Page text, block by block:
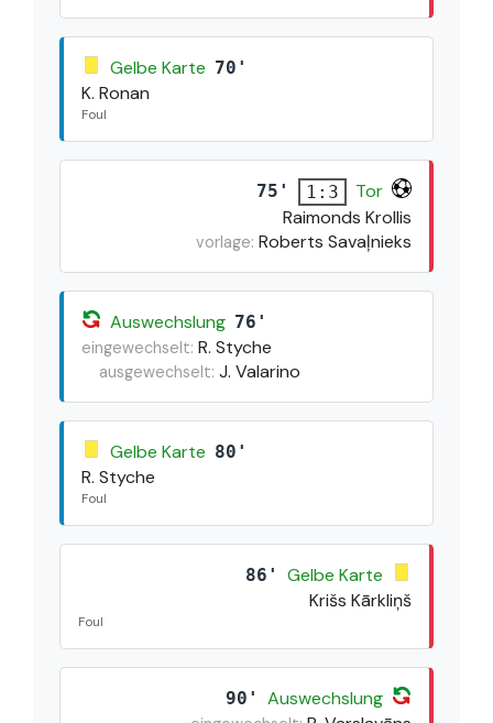
Gelbe Karte 70'
K. Ronan
Foul
75' 1:3
Tor
Raimonds Krollis
vorlage: Roberts Savaļnieks
Auswechslung 76'
eingewechselt: R. Styche
ausgewechselt: J. Valarino
Gelbe Karte 80'
R. Styche
Foul
86'
Gelbe Karte
Krišs Kārkliņš
Foul
90' Auswechslung